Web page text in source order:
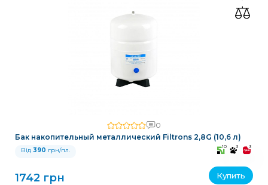
0
Бак накопительный металлический Filtrons 2,8G (10,6 л)
Від 390 грн/пл. 10 3 3
1742 грн Купить